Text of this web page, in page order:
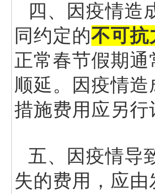
四、因疫情造
同约定的不可抗
正常春节假期
顺延。因疫情
措施费用应另行
五、因疫情导
失的费用，应